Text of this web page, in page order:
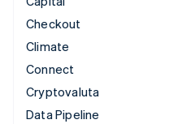
Checkout
Climate
Connect
Cryptovaluta
Data Pipeline